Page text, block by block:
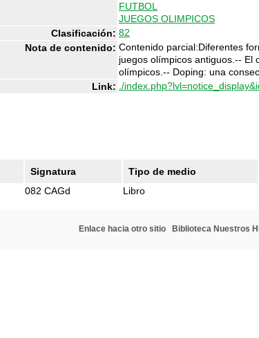
FUTBOL
JUEGOS OLIMPICOS
Clasificación: 82
Nota de contenido: Contenido parcial:Diferentes
juegos olímpicos antiguos.-- El
olímpicos.-- Doping: una
Link: ./
Signatura Tipo de medio
082 CAGd Libro
Enlace hacia otro sitio Biblioteca Nuestros